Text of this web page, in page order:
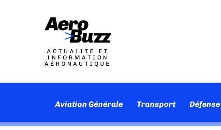
ACTUALITÉ ET
INFORMATION
AÉRONAUTIQUE
Aviation Générale Transport Défense